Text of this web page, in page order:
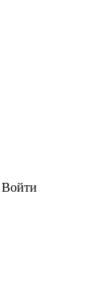
Войти